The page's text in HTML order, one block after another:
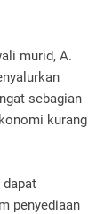
murid, A.
sebagian
kurang
dapat
penyediaan